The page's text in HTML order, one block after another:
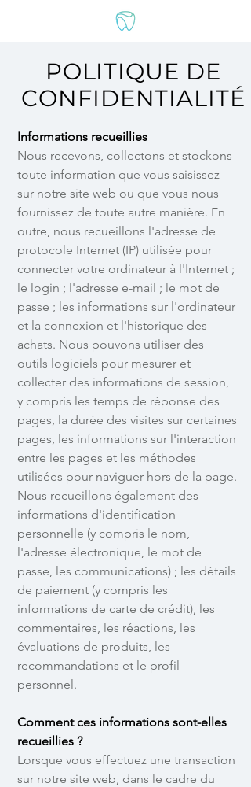
POLITIQUE DE
CONFIDENTIALITÉ
Informations recueillies
Nous recevons, collectons et stockons
toute information que vous saisissez
sur notre site web ou que vous nous
fournissez de toute autre manière. En
outre, nous recueillons l'adresse de
protocole Internet (IP) utilisée pour
connecter votre ordinateur à l'Internet ;
le login ; l'adresse e-mail ; le mot de
passe ; les informations sur l'ordinateur
et la connexion et l'historique des
achats. Nous pouvons utiliser des
outils logiciels pour mesurer et
collecter des informations de session,
y compris les temps de réponse des
pages, la durée des visites sur certaines
pages, les informations sur l'interaction
entre les pages et les méthodes
utilisées pour naviguer hors de la page.
Nous recueillons également des
informations d'identification
personnelle (y compris le nom,
l'adresse électronique, le mot de
passe, les communications) ; les détails
de paiement (y compris les
informations de carte de crédit), les
commentaires, les réactions, les
évaluations de produits, les
recommandations et le profil
personnel.
Comment ces informations sont-elles
recueillies ?
Lorsque vous effectuez une transaction
sur notre site web, dans le cadre du